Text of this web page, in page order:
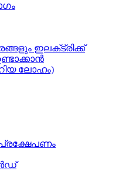
ഇലക്‌ട്രിക്ക്‌
ലോഹം)
പ്രക്ഷേപണം